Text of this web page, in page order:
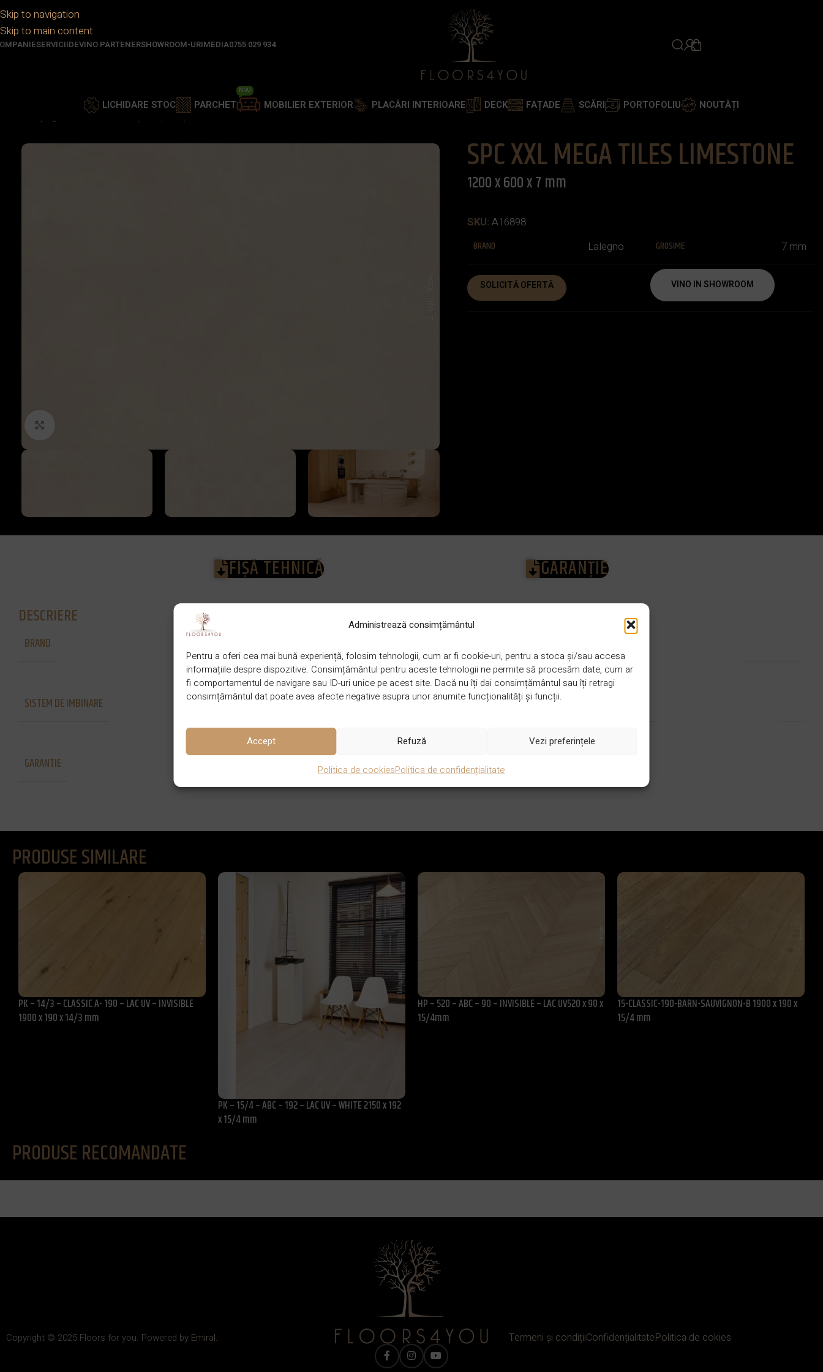
Administrează consimțământul
Pentru a oferi cea mai bună experiență, folosim tehnologii, cum ar fi cookie-uri, pentru a stoca și/sau accesa
informațiile despre dispozitive. Consimțământul pentru aceste tehnologii ne permite să procesăm date, cum ar
fi comportamentul de navigare sau ID-uri unice pe acest site. Dacă nu îți dai consimțământul sau îți retragi
consimțământul dat poate avea afecte negative asupra unor anumite funcționalități și funcții.
Accept Refuză Vezi preferințele
Politica de cookiesPolitica de confidențialitate
Skip to navigation
Skip to main content
SERVICIIDEVINO PARTENERSHOWROOM-URIMEDIA0755 029 934 PROGRAMEAZĂ
LICHIDARE STOC PARCHET MOBILIER EXTERIOR
NOU
PLACĂRI INTERIOARE DECK FAȚADE SCĂRI PORTOFOLIU NOUTĂȚI
Prima pagină Parchet SPC (Compozit)/ SPC XXL MEGA TILES LIMESTONE 1200 x 600 x 7 mm
SPC XXL MEGA TILES LIMESTONE
1200 x 600 x 7 mm
SKU: A16898
BRAND
Lalegno GROSIME 7 mm
SOLICITĂ OFERTĂ VINO IN SHOWROOM
FIȘĂ TEHNICĂ GARANȚIE
DESCRIERE
BRAND
SISTEM DE IMBINARE Click drop GROSIME 7 mm INCALZIRE PARDOSEALA
GARANTIE
PRODUSE SIMILARE
PK – 14/3 – CLASSIC A- 190 – LAC UV – INVISIBLE
1900 x 190 x 14/3 mm
PK – 15/4 – ABC – 192 – LAC UV – WHITE 2150 x 192
x 15/4 mm
HP – 520 – ABC – 90 – INVISIBLE – LAC UV520 x 90 x
15/4mm
15-CLASSIC-190-BARN-SAUVIGNON-B 1900 x 190 x
15/4 mm
PRODUSE RECOMANDATE
Copyright © 2025 Floors for you. Powered by Emiral. Termeni și condițiiConfidențialitatePolitica de cokies